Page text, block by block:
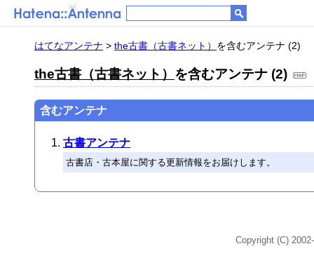
はてなアンテナ > the古書（古書ネット） を含むアンテナ (2)
the古書（古書ネット） を含むアンテナ (2)
含むアンテナ
古書アンテナ
古書店・古本屋に関する更新情報をお届けします。
Copyright (C)